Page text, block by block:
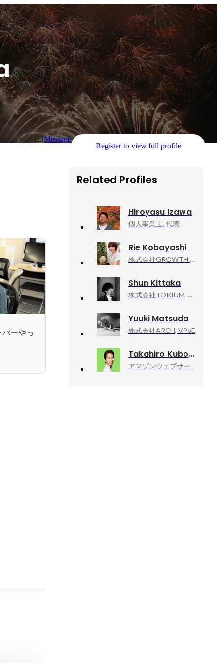
Message
Register to view full profile
ーやっ
Related Profiles
Hiroyasu Izawa
個人事業主, 代表
Rie Kobayashi
株式会社GROWTH VERSE, Technology部／シニアデザイナー
Shun Kittaka
株式会社TOKIUM, VPoE
Yuuki Matsuda
株式会社ARCH, VPoE
Takahiro Kubo
アマゾンウェブサービスジャパン合同会社, Developer Relations Machine Learning